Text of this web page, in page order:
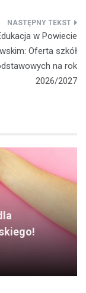
w Powiecie
Oferta szkół
na rok
2026/2027